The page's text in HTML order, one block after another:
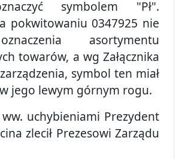
symbolem "Pł".
pokwitowaniu 0347925 nie
asortymentu
towarów, a wg Załącznika
symbol ten miał
jego lewym górnym rogu.
uchybieniami Prezydent
zlecił Prezesowi Zarządu